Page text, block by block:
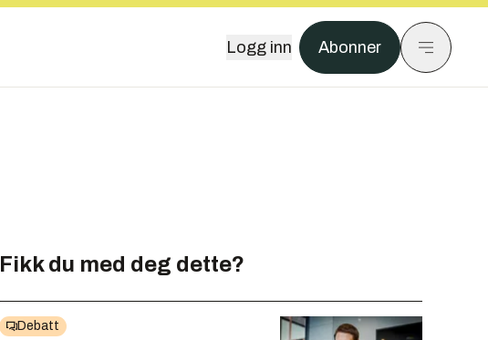
Logg inn Abonner
Fikk du med deg dette?
Debatt